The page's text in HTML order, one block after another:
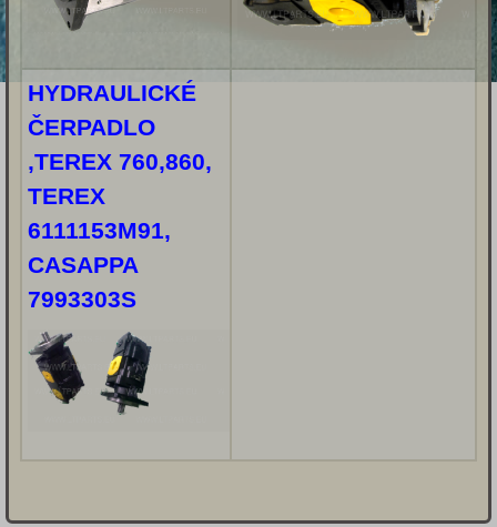
HYDRAULICKÉ
ČERPADLO
,TEREX 760,860,
TEREX
6111153M91,
CASAPPA
7993303S